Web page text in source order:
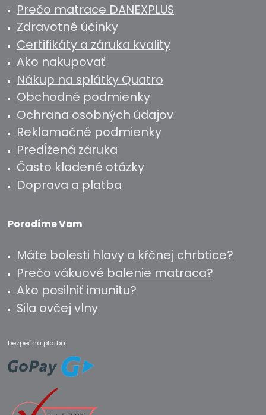
Prečo matrace DANEXPLUS
Zdravotné účinky
Certifikáty a záruka kvality
Ako nakupovať
Nákup na splátky Quatro
Obchodné podmienky
Ochrana osobných údajov
Reklamačné podmienky
Predĺžená záruka
Často kladené otázky
Doprava a platba
Poradíme Vam
Máte bolesti hlavy a kŕčnej chrbtice?
Prečo vákuové balenie matraca?
Ako posilniť imunitu?
Sila ovčej vlny
bezpečná platba: